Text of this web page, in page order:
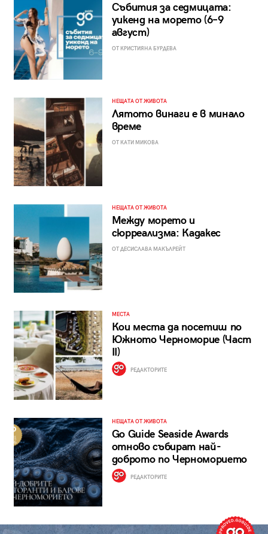
Събития за седмицата:
уикенд на морето (6–9
август)
ОТ КРИСТИЯНА БУРДЕВА
НЕЩАТА ОТ ЖИВОТА
Лятото винаги е в минало
време
ОТ КАТИ МИКОВА
НЕЩАТА ОТ ЖИВОТА
Между морето и
сюрреализма: Кадакес
ОТ ДЕСИСЛАВА МАКЪЛРЕЙТ
МЕСТА
Кои места да посетиш по
Южното Черноморие (Част
II)
РЕДАКТОРИТЕ
НЕЩАТА ОТ ЖИВОТА
Go Guide Seaside Awards
отново събират най-
доброто по Черноморието
РЕДАКТОРИТЕ